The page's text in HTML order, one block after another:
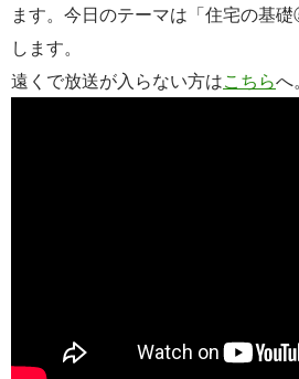
ます。今日のテーマは「住宅の基
します。
遠くで放送が入らない方はこちらへ